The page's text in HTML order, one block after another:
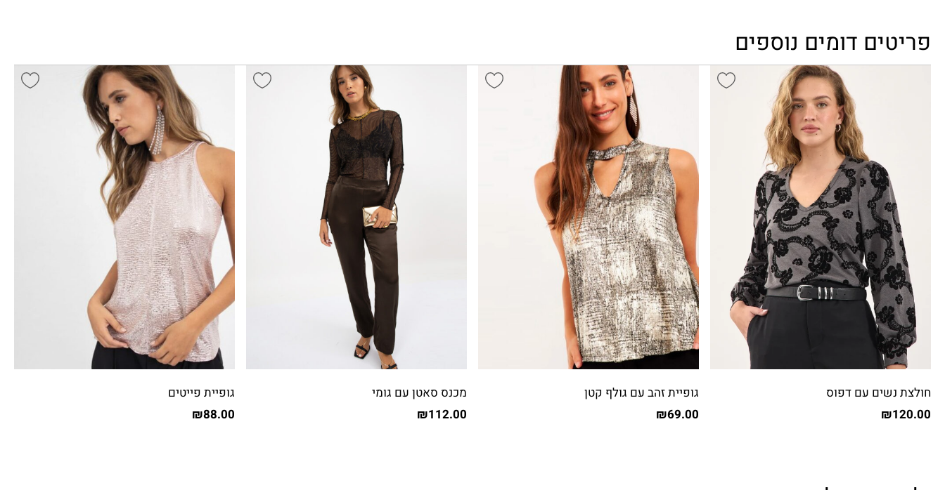
פריטים דומים נוספים
חולצת נשים עם דפוס
₪120.00
גופיית זהב עם גולף קטן
₪69.00
מכנס סאטן עם גומי
₪112.00
גופיית פייטים
₪88.00